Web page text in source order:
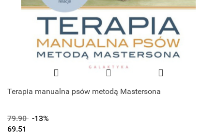
Terapia manualna psów metodą Mastersona
79.90 -13%
69.51